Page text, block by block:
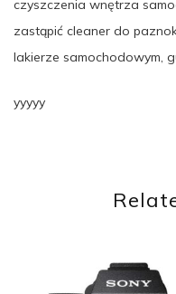
czyszczenia wnętrza
zastąpić cleaner do
lakierze samochodowym,
yyyyy